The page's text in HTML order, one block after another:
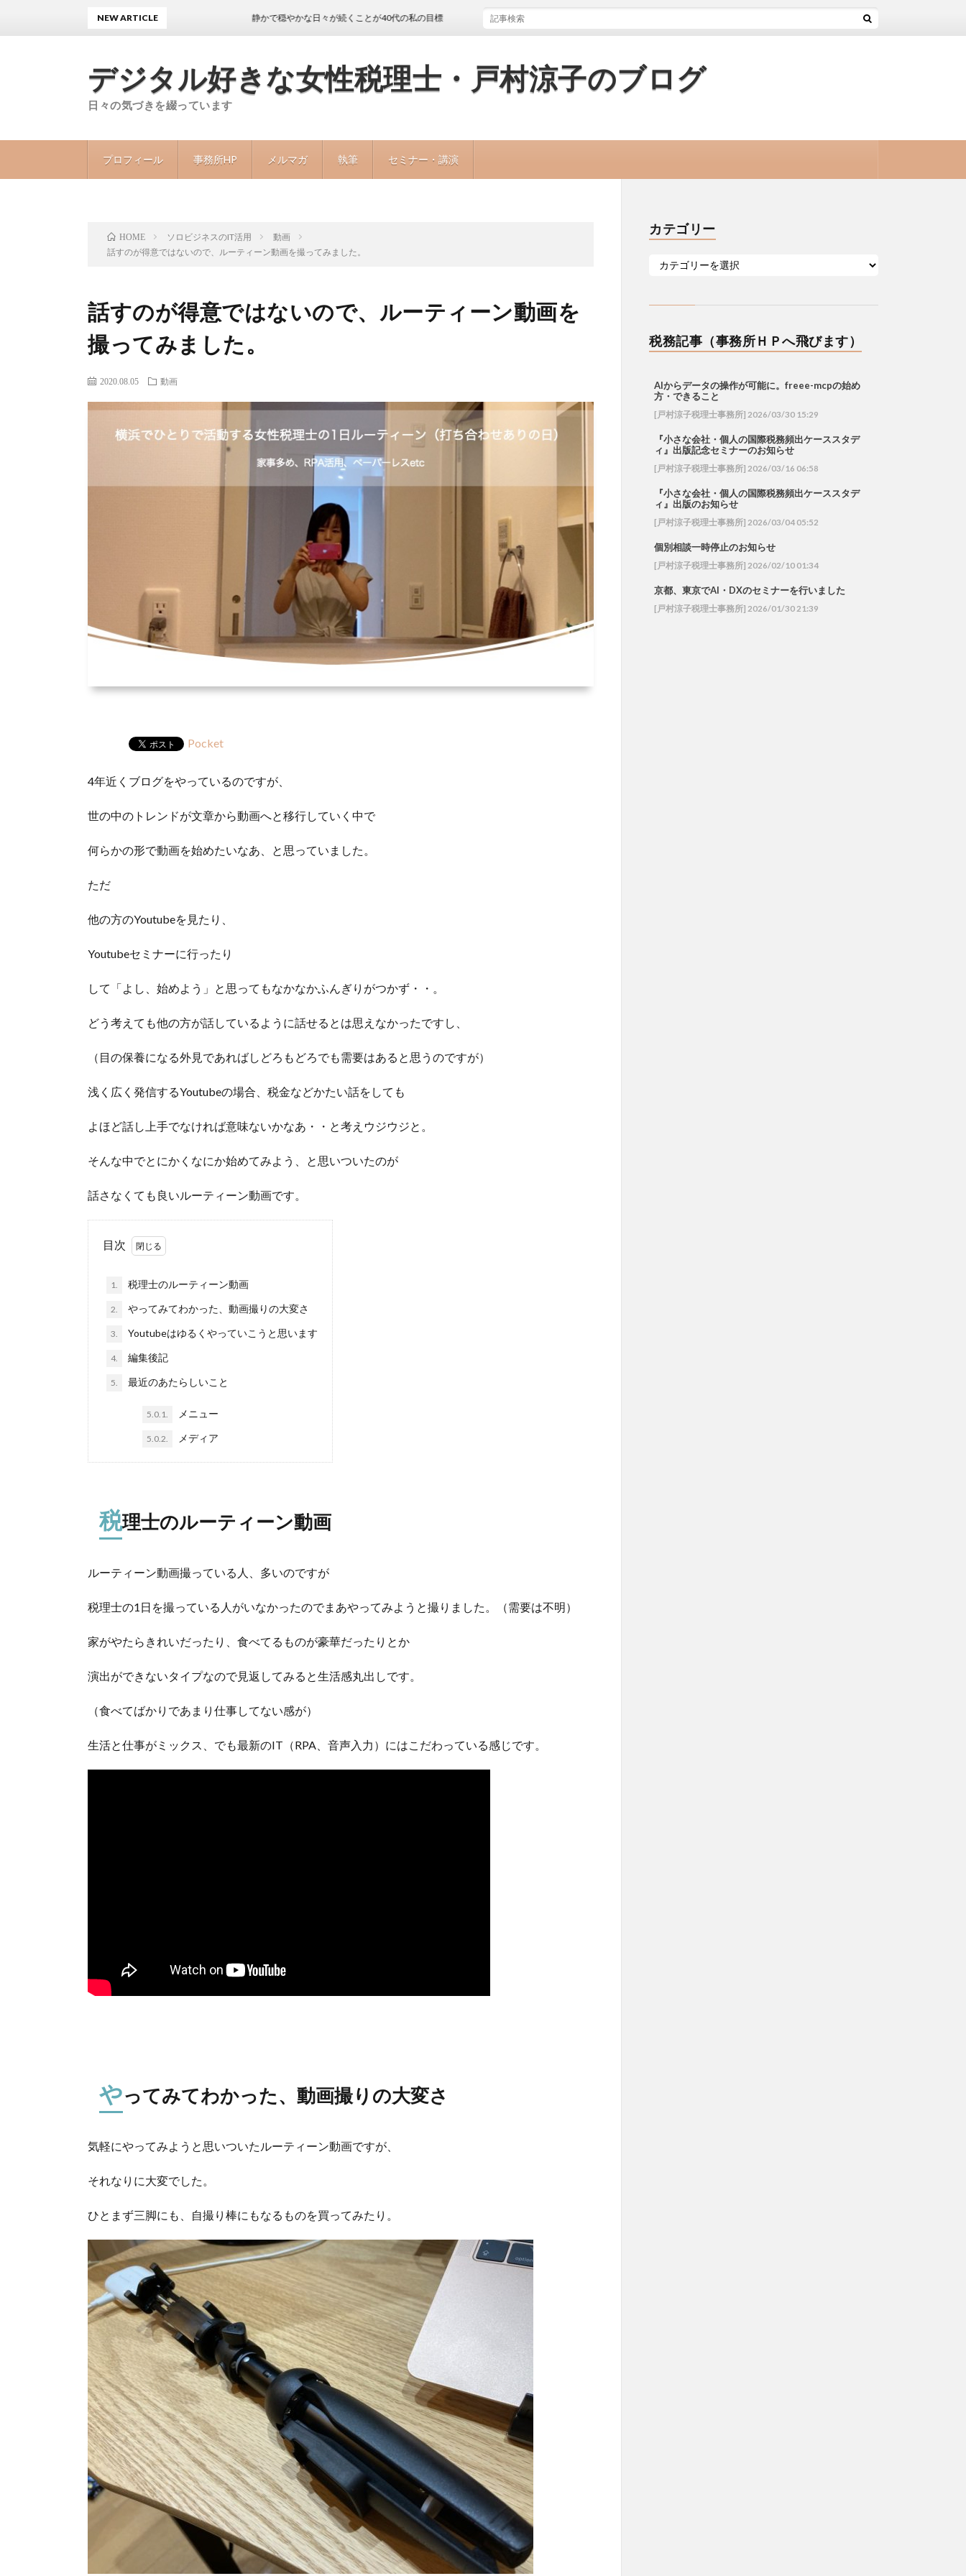
デジタル好きな女性税理士・戸村涼子のブログ
日々の気づきを綴っています
プロフィール 事務所HP メルマガ 執筆 セミナー・講演
NEW ARTICLE 静かで穏やかな日々が続くことが40代の私の目標
HOME ソロビジネスのIT活用
動画
話すのが得意ではないので、ルーティーン動画を撮ってみました。
話すのが得意ではないので、ルーティーン動画を
撮ってみました。
2020.08.05 動画
Pocket
4年近くブログをやっているのですが、
世の中のトレンドが文章から動画へと移行していく中で
何らかの形で動画を始めたいなあ、と思っていました。
ただ
他の方のYoutubeを見たり、
Youtubeセミナーに行ったり
して「よし、始めよう」と思ってもなかなかふんぎりがつかず・・。
どう考えても他の方が話しているように話せるとは思えなかったですし、
（目の保養になる外見であればしどろもどろでも需要はあると思うのですが）
浅く広く発信するYoutubeの場合、税金などかたい話をしても
よほど話し上手でなければ意味ないかなあ・・と考えウジウジと。
そんな中でとにかくなにか始めてみよう、と思いついたのが
話さなくても良いルーティーン動画です。
目次
1. 税理士のルーティーン動画
2. やってみてわかった、動画撮りの大変さ
3. Youtubeはゆるくやっていこうと思います
4. 編集後記
5. 最近のあたらしいこと
5.0.1. メニュー
5.0.2. メディア
税理士のルーティーン動画
ルーティーン動画撮っている人、多いのですが
税理士の1日を撮っている人がいなかったのでまあやってみようと撮りました。（需要は不明）
家がやたらきれいだったり、食べてるものが豪華だったりとか
演出ができないタイプなので見返してみると生活感丸出しです。
（食べてばかりであまり仕事してない感が）
生活と仕事がミックス、でも最新のIT（RPA、音声入力）にはこだわっている感じです。
やってみてわかった、動画撮りの大変さ
気軽にやってみようと思いついたルーティーン動画ですが、
それなりに大変でした。
ひとまず三脚にも、自撮り棒にもなるものを買ってみたり。
カテゴリー
税務記事（事務所ＨＰへ飛びます）
AIからデータの操作が可能に。freee-mcpの始め
方・できること
[戸村涼子税理士事務所] 2026/03/30 15:29
『小さな会社・個人の国際税務頻出ケーススタデ
ィ』出版記念セミナーのお知らせ
[戸村涼子税理士事務所] 2026/03/16 06:58
『小さな会社・個人の国際税務頻出ケーススタデ
ィ』出版のお知らせ
[戸村涼子税理士事務所] 2026/03/04 05:52
個別相談一時停止のお知らせ
[戸村涼子税理士事務所] 2026/02/10 01:34
京都、東京でAI・DXのセミナーを行いました
[戸村涼子税理士事務所] 2026/01/30 21:39